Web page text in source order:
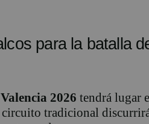
para la batalla
2026 tendrá lugar
tradicional